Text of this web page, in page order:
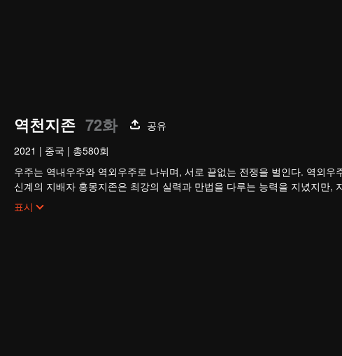
역천지존 72화
공유
2021 | 중국 | 총580회
우주는 역내우주와 역외우주로 나뉘며, 서로 끝없는 전쟁을 벌인다. 역외
신계의 지배자 홍몽지존은 최강의 실력과 만법을 다루는 능력을 지녔지만
지존의 배신으로 목숨을 잃고, 만세윤회의 저주까지 받는다. 가족과 부하
그는 윤회할 때마다 멸문을 당하다가 마지막 생에서 담운으로 환생한다.
망월진 담가의 도련님 담운은 혼례 당일 약혼녀의 불륜을 목격하고 죽음
표시